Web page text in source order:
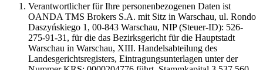
Verantwortlicher für Ihre personenbezogenen Daten ist
OANDA TMS Brokers S.A. mit Sitz in Warschau, ul. Rondo
Daszyńskiego 1, 00-843 Warschau, NIP (Steuer-ID): 526-
275-91-31, für die das Bezirksgericht für die Hauptstadt
Warschau in Warschau, XIII. Handelsabteilung des
Landesgerichtsregisters, Eintragungsunterlagen unter der